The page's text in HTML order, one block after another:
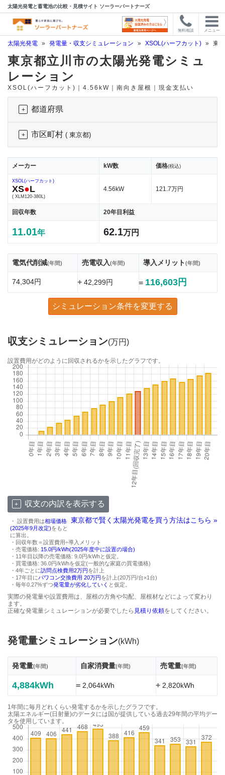
太陽光発電と蓄電池の比較・見積サイト ソーラーパートナーズ
無料相談 メニュー
太陽光発電 » 発電量・収支シミュレーション » XSOL(ハーフカット) » 東
東京都立川市の太陽光発電シミュ
レーション
XSOL(ハーフカット)｜4.56kW｜南向き屋根｜現金支払い
都道府県
市区町村 ( 東京都)
メーカー kW数 価格(税込)
XSOL(ハーフカット)
XS●L
( XLM120-380L)
4.56kW 121.7万円
回収年数 20年目利益
11.01年 62.1万円
電気代削減(年間) 売電収入(年間) 導入メリット(年間)
74,304円 +42,299円 = 116,603円
シミュレーション条件を変更する
収支シミュレーション(万円)
設置費用がどのように回収されるかを示したグラフです。
収支の内訳を表示する
東京都で賢く太陽光発電を買う方法はこちら »
・ 設置費用は相場価格
(2025年9月改定)をもと
に算出。
・回収年数＝設置費用÷導入メリット
・売電価格: 15.0円/kWh(2025年度中に設置の場合)
・11年目以降の売電価格: 9.0円/kWhと仮定。
・買電価格: 36.0円/kWhを仮定(一般的な家庭の買電価格)
・4年ごとに訪問点検費用2万円を計上
・17年目にパワコン交換費用 20万円を計上(20万円/台×1台)
・毎年0.27%ずつ発電量が劣化していく と仮定。
実際の発電量や設置費用は、屋根の方角や勾配、屋根材などによって変わり
ます。
正確な発電量シミュレーションが必要でしたら 見積り依頼をしてください。
発電量シミュレーション(kWh)
発電量(年間) 自家消費量(年間) 売電量(年間)
4,884kWh =2,064kWh +2,820kWh
1年間に毎月どれくらい発電するかを示したグラフです。
太陽エネルギー(日射量)のデータには国が提供している過去29年間の平均デー
タを使用しています。